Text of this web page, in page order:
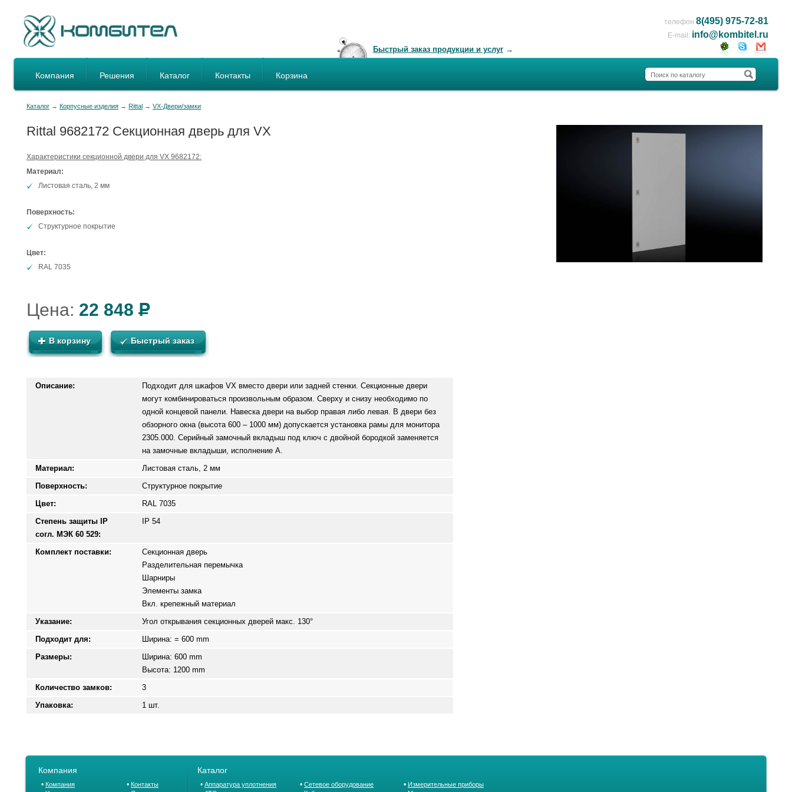
Быстрый заказ продукции и услуг →
телефон 8(495) 975-72-81
E-mail: info@kombitel.ru
Компания Решения Каталог Контакты Корзина
Каталог → Корпусные изделия → Rittal → VX-Двери/замки
Rittal 9682172 Секционная дверь для VX
Характеристики секционной двери для VX 9682172:
Материал:
Листовая сталь, 2 мм
Поверхность:
Структурное покрытие
Цвет:
RAL 7035
Цена: 22 848
В корзину Быстрый заказ
Описание:
Подходит для шкафов VX вместо двери или задней стенки. Секционные двери
могут комбинироваться произвольным образом. Сверху и снизу необходимо по
одной концевой панели. Навеска двери на выбор правая либо левая. В двери без
обзорного окна (высота 600 – 1000 мм) допускается установка рамы для монитора
2305.000. Серийный замочный вкладыш под ключ с двойной бородкой заменяется
на замочные вкладыши, исполнение А.
Материал:
Листовая сталь, 2 мм
Поверхность:
Структурное покрытие
Цвет:
RAL 7035
Степень защиты IP
согл. МЭК 60 529:
IP 54
Комплект поставки:
Секционная дверь
Разделительная перемычка
Шарниры
Элементы замка
Вкл. крепежный материал
Указание:
Угол открывания секционных дверей макс. 130°
Подходит для:
Ширина: = 600 mm
Размеры:
Ширина: 600 mm
Высота: 1200 mm
Количество замков:
3
Упаковка:
1 шт.
Компания
• Компания • Контакты
Каталог
• Аппаратура уплотнения • Сетевое оборудование • Измерительные приборы